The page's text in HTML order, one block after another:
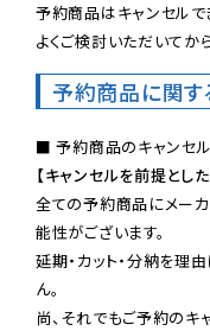
予約商品はキャンセル
よくご検討いただいてか
予約商品に関
【キャンセルを前提とし
全ての予約商品にメーカ
能性がございます。
延期・カット・分納を理
ん。
尚、それでもご予約の